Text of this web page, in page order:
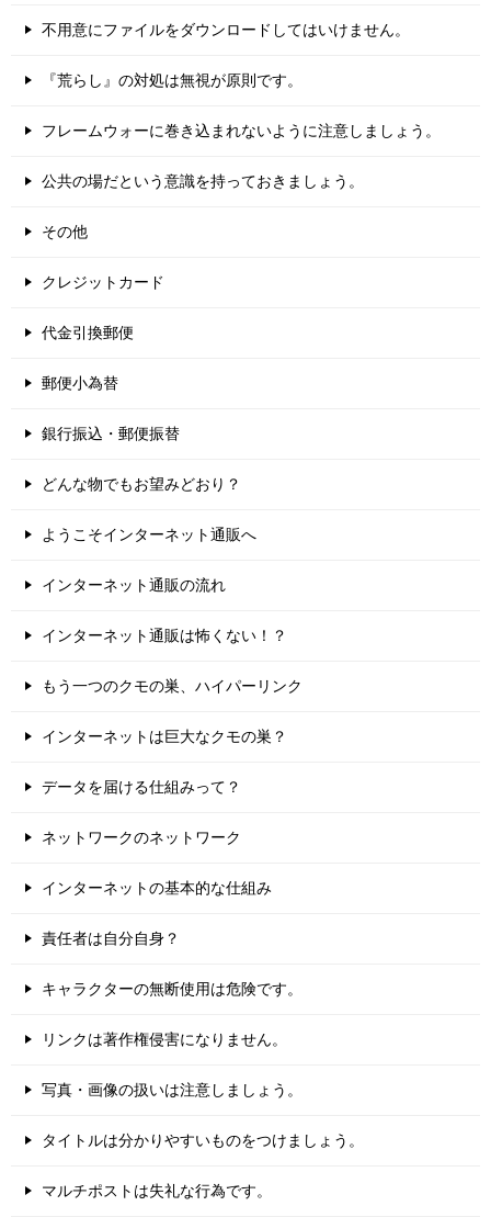
不用意にファイルをダウンロードしてはいけません。
『荒らし』の対処は無視が原則です。
フレームウォーに巻き込まれないように注意しましょう。
公共の場だという意識を持っておきましょう。
その他
クレジットカード
代金引換郵便
郵便小為替
銀行振込・郵便振替
どんな物でもお望みどおり？
ようこそインターネット通販へ
インターネット通販の流れ
インターネット通販は怖くない！？
もう一つのクモの巣、ハイパーリンク
インターネットは巨大なクモの巣？
データを届ける仕組みって？
ネットワークのネットワーク
インターネットの基本的な仕組み
責任者は自分自身？
キャラクターの無断使用は危険です。
リンクは著作権侵害になりません。
写真・画像の扱いは注意しましょう。
タイトルは分かりやすいものをつけましょう。
マルチポストは失礼な行為です。